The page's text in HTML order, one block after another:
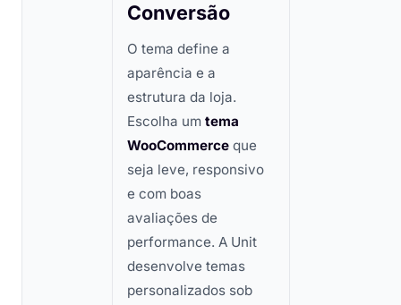
Conversão
O tema define a
aparência e a
estrutura da loja.
Escolha um tema
WooCommerce que
seja leve, responsivo
e com boas
avaliações de
performance. A Unit
desenvolve temas
personalizados sob